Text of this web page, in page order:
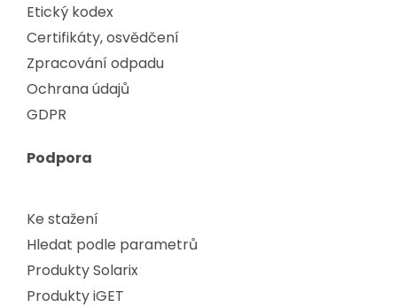
Etický kodex
Certifikáty, osvědčení
Zpracování odpadu
Ochrana údajů
GDPR
Podpora
Ke stažení
Hledat podle parametrů
Produkty Solarix
Produkty iGET